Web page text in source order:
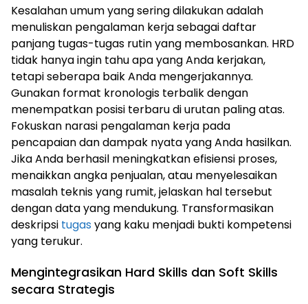
Kesalahan umum yang sering dilakukan adalah
menuliskan pengalaman kerja sebagai daftar
panjang tugas-tugas rutin yang membosankan. HRD
tidak hanya ingin tahu apa yang Anda kerjakan,
tetapi seberapa baik Anda mengerjakannya.
Gunakan format kronologis terbalik dengan
menempatkan posisi terbaru di urutan paling atas.
Fokuskan narasi pengalaman kerja pada
pencapaian dan dampak nyata yang Anda hasilkan.
Jika Anda berhasil meningkatkan efisiensi proses,
menaikkan angka penjualan, atau menyelesaikan
masalah teknis yang rumit, jelaskan hal tersebut
dengan data yang mendukung. Transformasikan
deskripsi tugas yang kaku menjadi bukti kompetensi
yang terukur.
Mengintegrasikan Hard Skills dan Soft Skills
secara Strategis